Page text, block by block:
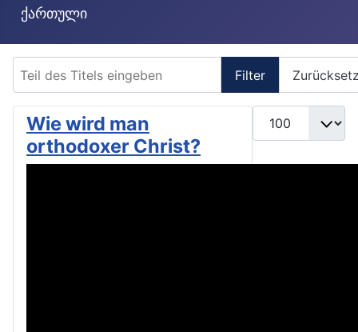
ქართული
Filter
Anzeige #
Wie wird man
orthodoxer Christ?